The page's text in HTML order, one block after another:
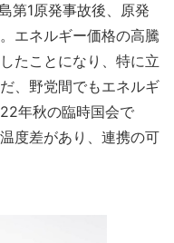
第1原発事故後、原発
エネルギー価格の高騰
たことになり、特に立
、野党間でもエネルギ
年秋の臨時国会で
度差があり、連携の可